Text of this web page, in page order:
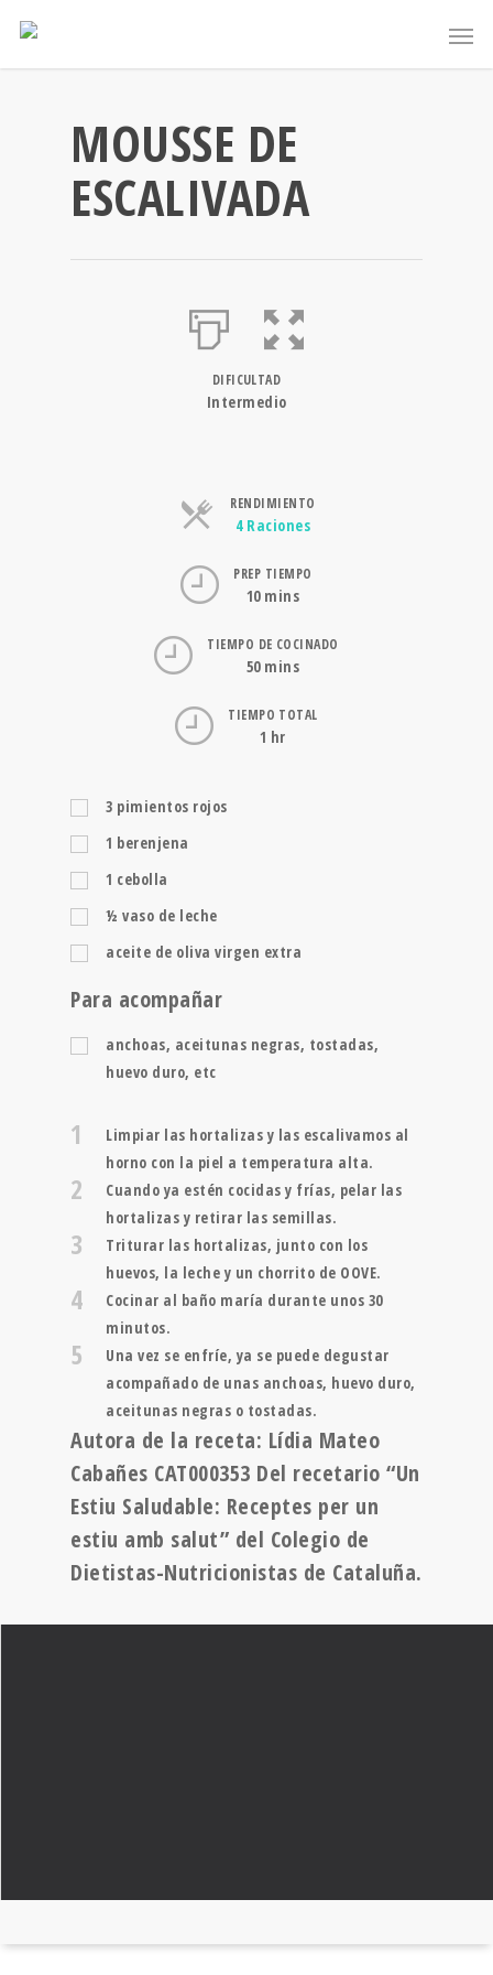
MOUSSE DE
ESCALIVADA
DIFICULTAD
Intermedio
RENDIMIENTO
4 RacionesRaciones
PREP TIEMPO
10 mins
TIEMPO DE COCINADO
50 mins
TIEMPO TOTAL
1 hr
3 pimientos rojos
1 berenjena
1 cebolla
½ vaso de leche
aceite de oliva virgen extra
Para acompañar
anchoas, aceitunas negras, tostadas,
huevo duro, etc
1
Limpiar las hortalizas y las escalivamos al
horno con la piel a temperatura alta.
2
Cuando ya estén cocidas y frías, pelar las
hortalizas y retirar las semillas.
3
Triturar las hortalizas, junto con los
huevos, la leche y un chorrito de OOVE.
4
Cocinar al baño maría durante unos 30
minutos.
5
Una vez se enfríe, ya se puede degustar
acompañado de unas anchoas, huevo duro,
aceitunas negras o tostadas.
Autora de la receta: Lídia Mateo
Cabañes CAT000353 Del recetario “Un
Estiu Saludable: Receptes per un
estiu amb salut” del Colegio de
Dietistas-Nutricionistas de Cataluña.